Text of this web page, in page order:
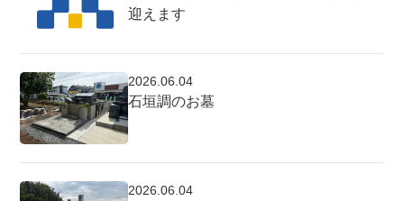
迎えます
2026.06.04
石垣調のお墓
2026.06.04